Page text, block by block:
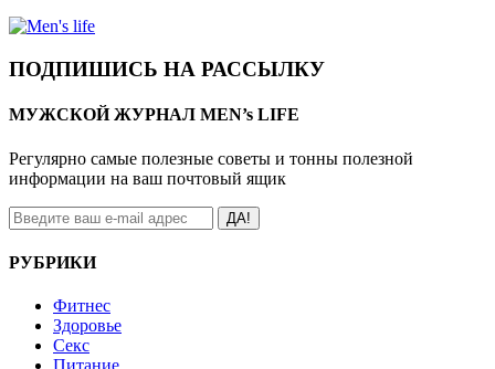
ПОДПИШИСЬ НА РАССЫЛКУ
МУЖСКОЙ ЖУРНАЛ MEN’s LIFE
Регулярно самые полезные советы и тонны полезной
информации на ваш почтовый ящик
ДА!
РУБРИКИ
Фитнес
Здоровье
Секс